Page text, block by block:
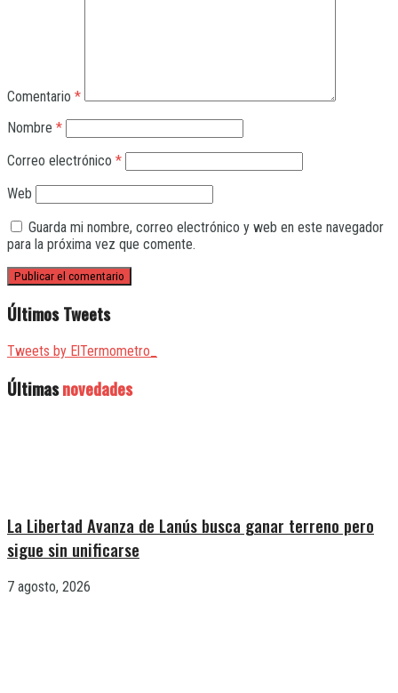
Comentario *
Nombre *
Correo electrónico *
Web
Guarda mi nombre, correo electrónico y web en este navegador
para la próxima vez que comente.
Últimos Tweets
Tweets by ElTermometro_
Últimasnovedades
La Libertad Avanza de Lanús busca ganar terreno pero
sigue sin unificarse
7 agosto, 2026